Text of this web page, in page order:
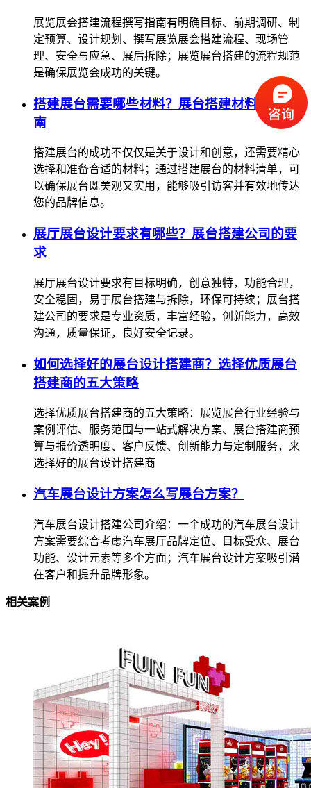
展览展会搭建流程撰写指南有明确目标、前期调研、制
定预算、设计规划、撰写展览展会搭建流程、现场管
理、安全与应急、展后拆除；展览展台搭建的流程规范
是确保展览会成功的关键。
搭建展台需要哪些材料？展台搭建材料选择指
南
搭建展台的成功不仅仅是关于设计和创意，还需要精心
选择和准备合适的材料；通过搭建展台的材料清单，可
以确保展台既美观又实用，能够吸引访客并有效地传达
您的品牌信息。
展厅展台设计要求有哪些？展台搭建公司的要
求
展厅展台设计要求有目标明确，创意独特，功能合理，
安全稳固，易于展台搭建与拆除，环保可持续；展台搭
建公司的要求是专业资质，丰富经验，创新能力，高效
沟通，质量保证，良好安全记录。
如何选择好的展台设计搭建商？选择优质展台
搭建商的五大策略
选择优质展台搭建商的五大策略：展览展台行业经验与
案例评估、服务范围与一站式解决方案、展台搭建商预
算与报价透明度、客户反馈、创新能力与定制服务，来
选择好的展台设计搭建商
汽车展台设计方案怎么写展台方案？
汽车展台设计搭建公司介绍：一个成功的汽车展台设计
方案需要综合考虑汽车展厅品牌定位、目标受众、展台
功能、设计元素等多个方面；汽车展台设计方案吸引潜
在客户和提升品牌形象。
相关案例